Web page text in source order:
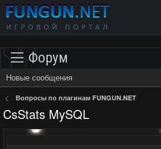
Форум
Новые сообщения
Вопросы по плагинам FUNGUN.NET
CsStats MySQL